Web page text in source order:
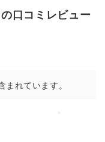
口コミレビュー
れています。